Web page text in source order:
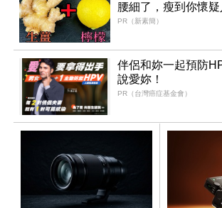
腰細了，瘦到你懷疑
PR（新素簡）
伴侶和妳一起預防
說愛妳！
PR（台灣癌症基金會）